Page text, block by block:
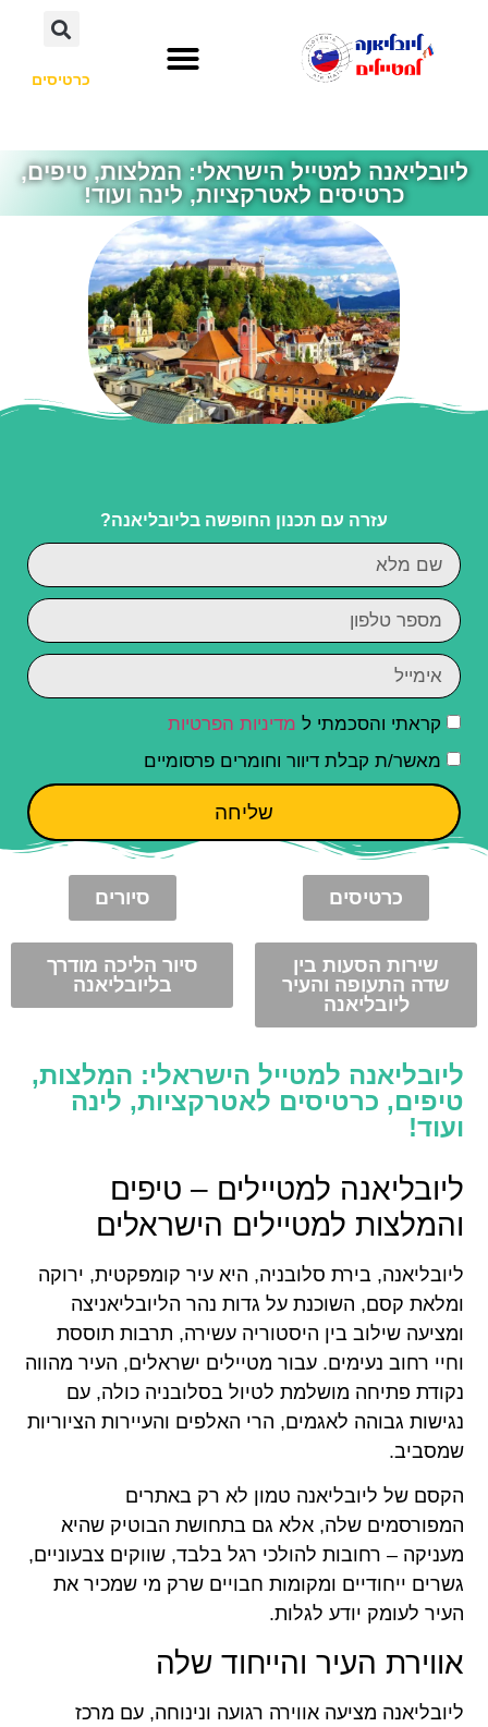
כרטיסים
ליובליאנה למטייל הישראלי: המלצות, טיפים,
כרטיסים לאטרקציות, לינה ועוד!
עזרה עם תכנון החופשה בליובליאנה?
קראתי והסכמתי ל מדיניות הפרטיות
מאשר/ת קבלת דיוור וחומרים פרסומיים
שליחה
כרטיסים סיורים
שירות הסעות בין
שדה התעופה והעיר
ליובליאנה
סיור הליכה מודרך
בליובליאנה
ליובליאנה למטייל הישראלי: המלצות,
טיפים, כרטיסים לאטרקציות, לינה
ועוד!
ליובליאנה למטיילים – טיפים
והמלצות למטיילים הישראלים
ליובליאנה, בירת סלובניה, היא עיר קומפקטית, ירוקה
ומלאת קסם, השוכנת על גדות נהר הליובליאניצה
ומציעה שילוב בין היסטוריה עשירה, תרבות תוססת
וחיי רחוב נעימים. עבור מטיילים ישראלים, העיר מהווה
נקודת פתיחה מושלמת לטיול בסלובניה כולה, עם
נגישות גבוהה לאגמים, הרי האלפים והעיירות הציוריות
שמסביב.
הקסם של ליובליאנה טמון לא רק באתרים
המפורסמים שלה, אלא גם בתחושת הבוטיק שהיא
מעניקה – רחובות להולכי רגל בלבד, שווקים צבעוניים,
גשרים ייחודיים ומקומות חבויים שרק מי שמכיר את
העיר לעומק יודע לגלות.
אווירת העיר והייחוד שלה
ליובליאנה מציעה אווירה רגועה ונינוחה, עם מרכז